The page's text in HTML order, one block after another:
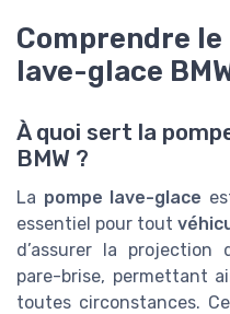
Comprendre
lave-glace
À quoi sert la
BMW ?
La pompe lave-glace
essentiel pour tout
d’assurer la
pare-brise, permettant
toutes circonstances.